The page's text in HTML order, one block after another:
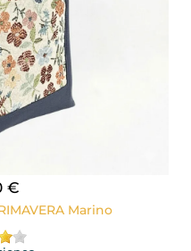
€
Marino